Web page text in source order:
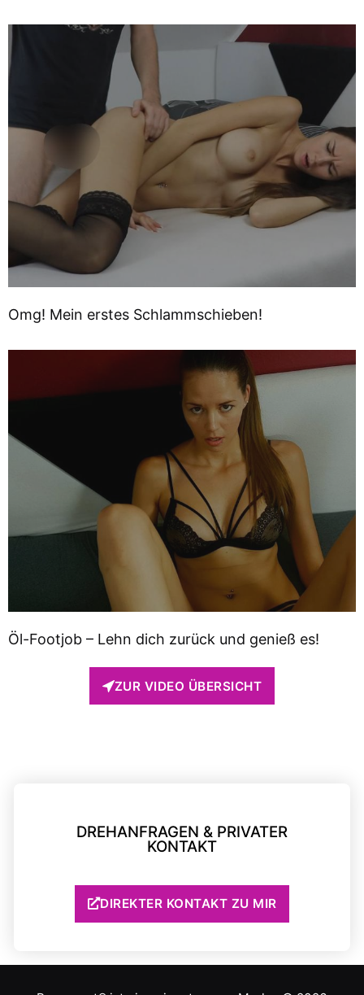
Omg! Mein erstes Schlammschieben!
Öl-Footjob – Lehn dich zurück und genieß es!
ZUR VIDEO ÜBERSICHT
DREHANFRAGEN & PRIVATER
KONTAKT
DIREKTER KONTAKT ZU MIR